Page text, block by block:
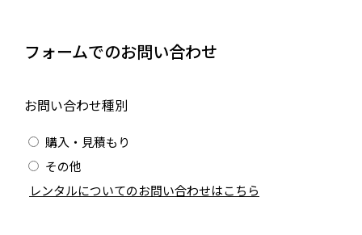
フォームでのお問い合わせ
お問い合わせ種別
購入・見積もり
その他
レンタルについてのお問い合わせはこちら